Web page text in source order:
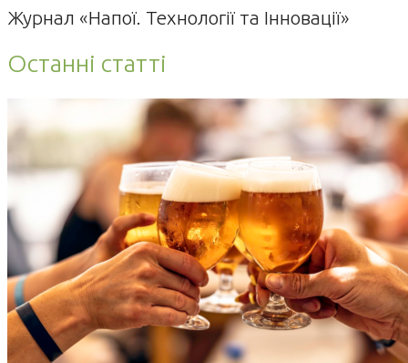
Журнал «Напої. Технології та Інновації»
Останні статті